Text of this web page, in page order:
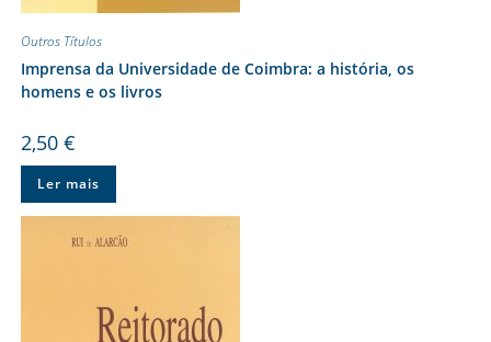
Outros Títulos
Imprensa da Universidade de Coimbra: a história, os
homens e os livros
2,50 €
Ler mais